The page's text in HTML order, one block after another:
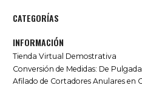
CATEGORÍAS
INFORMACIÓN
Tienda Virtual Demostrativa
Conversión de Medidas: De
Afilado de Cortadores Anulares en